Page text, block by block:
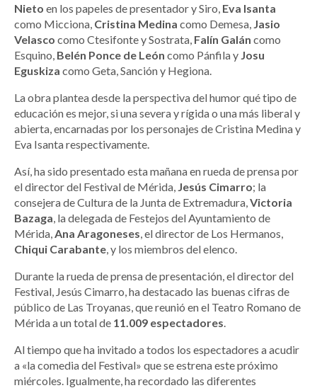
Nieto en los papeles de presentador y Siro, Eva Isanta
como Micciona, Cristina Medina como Demesa, Jasio
Velasco como Ctesifonte y Sostrata, Falín Galán como
Esquino, Belén Ponce de León como Pánfila y Josu
Eguskiza como Geta, Sanción y Hegiona.
La obra plantea desde la perspectiva del humor qué tipo de
educación es mejor, si una severa y rígida o una más liberal y
abierta, encarnadas por los personajes de Cristina Medina y
Eva Isanta respectivamente.
Así, ha sido presentado esta mañana en rueda de prensa por
el director del Festival de Mérida, Jesús Cimarro; la
consejera de Cultura de la Junta de Extremadura, Victoria
Bazaga , la delegada de Festejos del Ayuntamiento de
Mérida, Ana Aragoneses , el director de Los Hermanos,
Chiqui Carabante , y los miembros del elenco.
Durante la rueda de prensa de presentación, el director del
Festival, Jesús Cimarro, ha destacado las buenas cifras de
público de Las Troyanas, que reunió en el Teatro Romano de
Mérida a un total de 11.009 espectadores
Al tiempo que ha invitado a todos los espectadores a acudir
a «la comedia del Festival» que se estrena este próximo
miércoles. Igualmente, ha recordado las diferentes